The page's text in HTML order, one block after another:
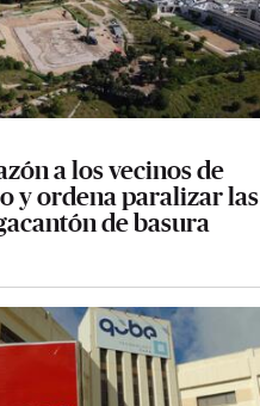
a los vecinos de
y ordena paralizar las
de basura